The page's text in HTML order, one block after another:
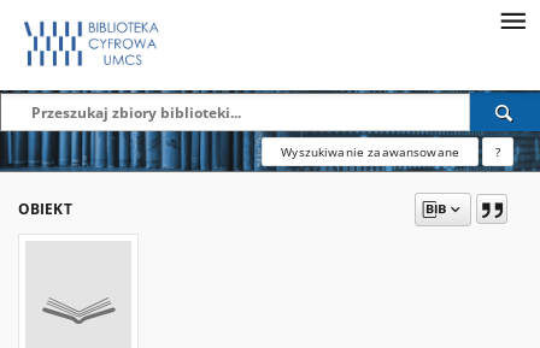
Wyszukiwanie zaawansowane ?
OBIEKT